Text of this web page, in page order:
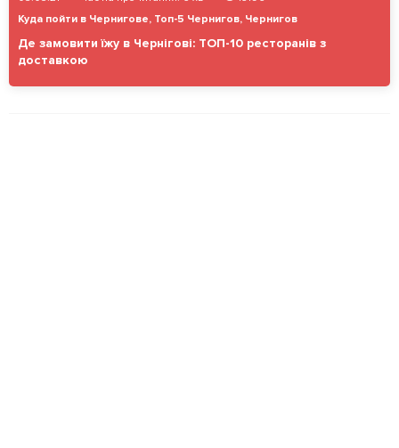
Куда пойти в Чернигове, Топ-5 Чернигов, Чернигов
Де замовити їжу в Чернігові: ТОП-10 ресторанів з
доставкою